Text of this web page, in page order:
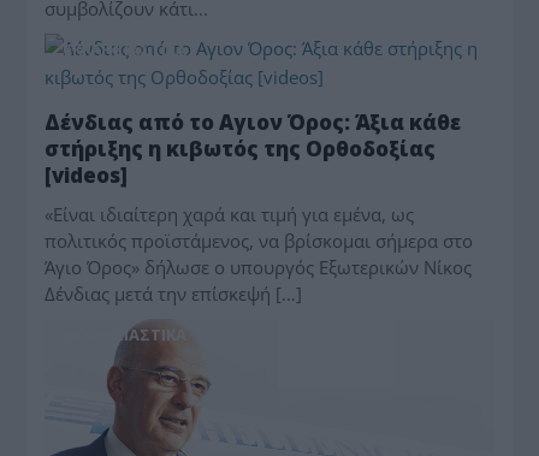
συμβολίζουν κάτι...
ΕΚΚΛΗΣΙΑΣΤΙΚΑ
Δένδιας από το Αγιον Όρος: Άξια κάθε
στήριξης η κιβωτός της Ορθοδοξίας
[videos]
«Είναι ιδιαίτερη χαρά και τιμή για εμένα, ως
πολιτικός προϊστάμενος, να βρίσκομαι σήμερα στο
Άγιο Όρος» δήλωσε ο υπουργός Εξωτερικών Νίκος
Δένδιας μετά την επίσκεψή […]
ΕΚΚΛΗΣΙΑΣΤΙΚΑ